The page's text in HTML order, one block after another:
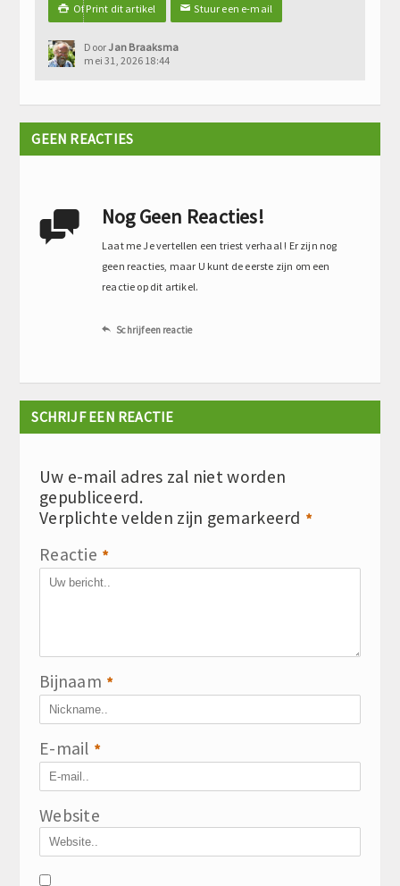
 Of Print dit artikel ✉Stuur een e-mail
DoorJan Braaksma
mei 31, 2026 18:44
GEEN REACTIES
 Nog Geen Reacties!
Laat me Je vertellen een triest verhaal ! Er zijn nog
geen reacties, maar U kunt de eerste zijn om een
reactie op dit artikel.
 Schrijf een reactie
SCHRIJF EEN REACTIE
Uw e-mail adres zal niet worden
gepubliceerd.
Verplichte velden zijn gemarkeerd *
Reactie *
Bijnaam *
E-mail *
Website